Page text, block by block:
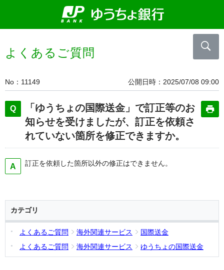
よくあるご質問
No 11149 公開日時 2025/07/08 09:00
「ゆうちょの国際送金」で訂正等のお
知らせを受けましたが、訂正を依頼さ
れていない箇所を修正できますか。
訂正を依頼した箇所以外の修正はできません。
カテゴリ
よくあるご質問 海外関連サービス
国際送金
よくあるご質問
海外関連サービス ゆうちょの国際送金